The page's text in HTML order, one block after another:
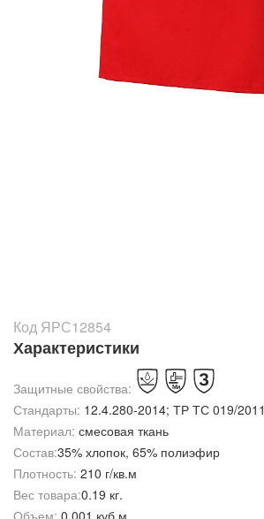
Код ЯРС12854
Характеристики
Защитные свойства:
Стандарты: 12.4.280-2014; ТР ТС 019/2011
Материал: смесовая ткань
Состав:35% хлопок, 65% полиэфир
Плотность: 210 г/кв.м
Вес товара:0.19 кг.
Объем: 0.001 куб.м